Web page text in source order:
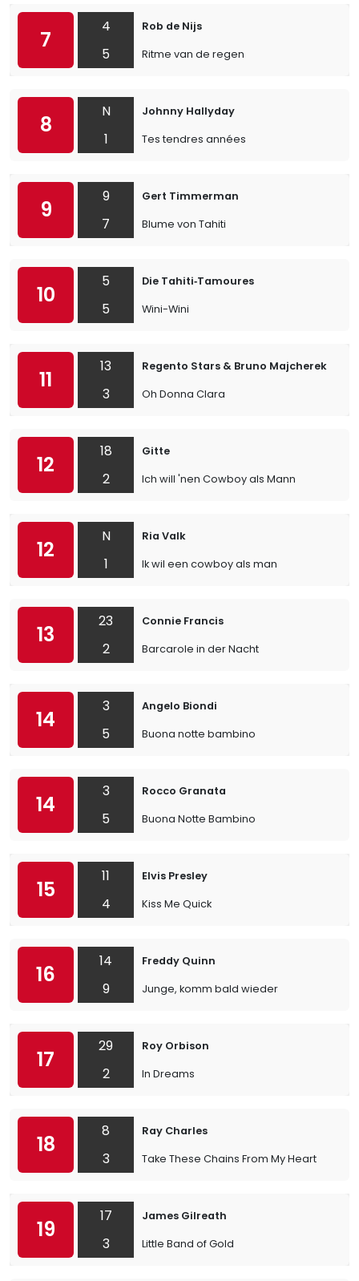
7
4
5
Rob de Nijs
Ritme van de regen
8
N
1
Johnny Hallyday
Tes tendres années
9
9
7
Gert Timmerman
Blume von Tahiti
10
5
5
Die Tahiti‐Tamoures
Wini-Wini
11
13
3
Regento Stars & Bruno Majcherek
Oh Donna Clara
12
18
2
Gitte
Ich will 'nen Cowboy als Mann
12
N
1
Ria Valk
Ik wil een cowboy als man
13
23
2
Connie Francis
Barcarole in der Nacht
14
3
5
Angelo Biondi
Buona notte bambino
14
3
5
Rocco Granata
Buona Notte Bambino
15
11
4
Elvis Presley
Kiss Me Quick
16
14
9
Freddy Quinn
Junge, komm bald wieder
17
29
2
Roy Orbison
In Dreams
18
8
3
Ray Charles
Take These Chains From My Heart
19
17
3
James Gilreath
Little Band of Gold